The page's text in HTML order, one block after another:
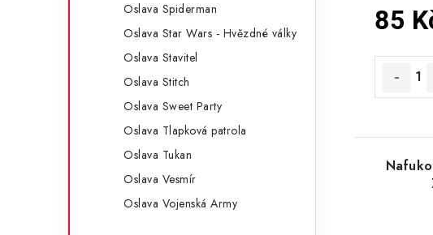
Oslava Spiderman
Oslava Star Wars - Hvězdné války
Oslava Stavitel
Oslava Stitch
Oslava Sweet Party
Oslava Tlapková patrola
Oslava Tukan
Oslava Vesmír
Oslava Vojenská Army
85